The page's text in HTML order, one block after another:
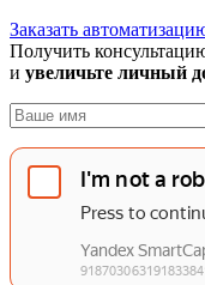
Заказать
Получить
и увеличьте личный